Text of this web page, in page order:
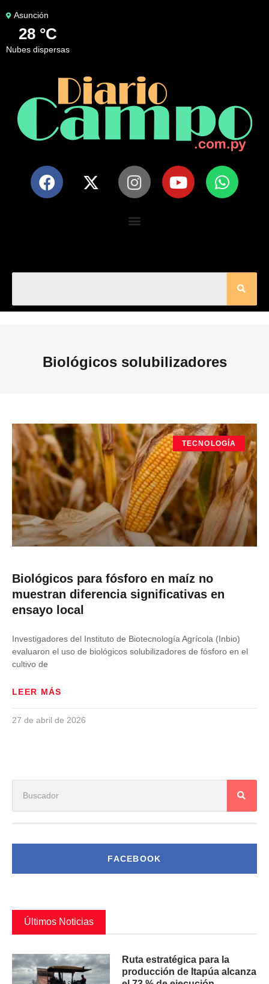
Asunción
28 °C
nubes dispersas
Biológicos solubilizadores
TECNOLOGÍA
Biológicos para fósforo en maíz no
muestran diferencia significativas en
ensayo local
Investigadores del Instituto de Biotecnología Agrícola (Inbio)
evaluaron el uso de biológicos solubilizadores de fósforo en el
cultivo de
LEER MÁS
27 de abril de 2026
FACEBOOK
Últimos Noticias
Ruta estratégica para la
producción de Itapúa alcanza